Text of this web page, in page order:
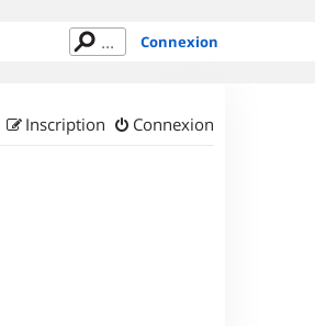
Connexion
Connexion
Inscription